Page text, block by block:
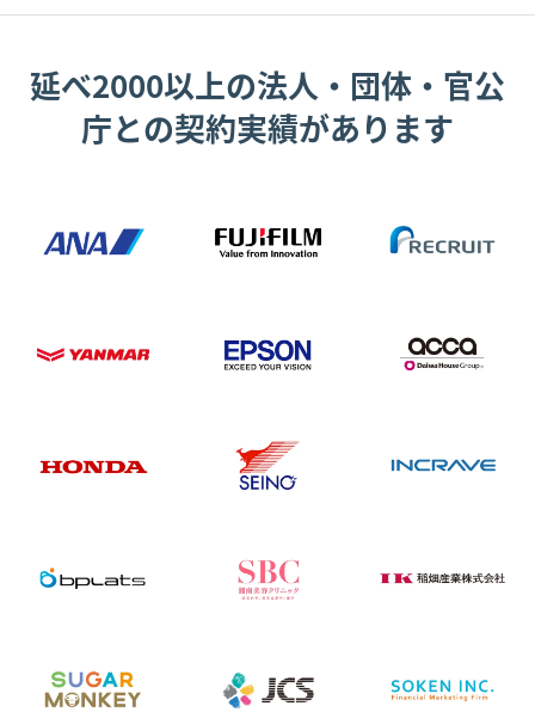
延べ2000以上の法人・団体・官公
庁との契約実績があります